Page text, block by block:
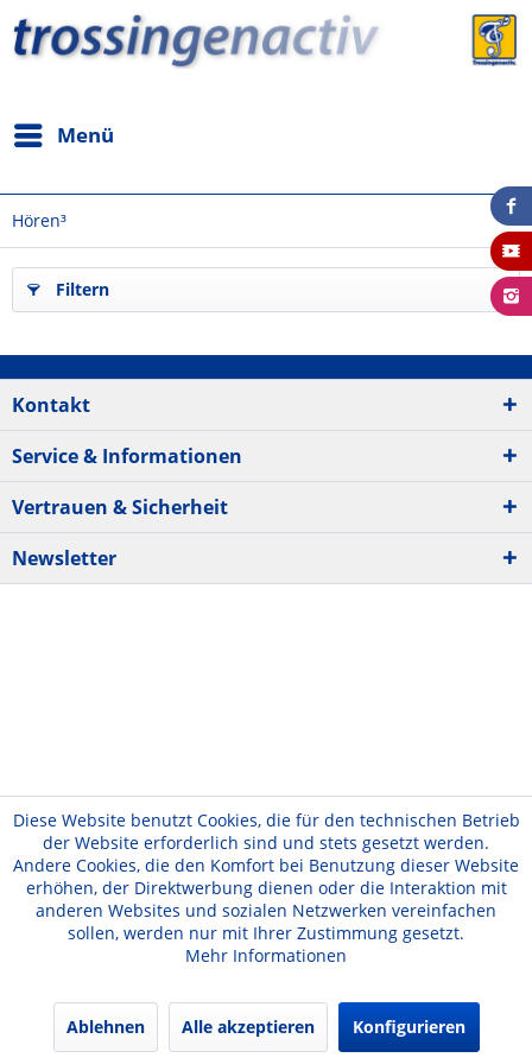
Menü
Hören³
Filtern
Kontakt
Service & Informationen
Vertrauen & Sicherheit
Newsletter
Diese Website benutzt Cookies, die für den technischen Betrieb
der Website erforderlich sind und stets gesetzt werden.
Andere Cookies, die den Komfort bei Benutzung dieser Website
erhöhen, der Direktwerbung dienen oder die Interaktion mit
anderen Websites und sozialen Netzwerken vereinfachen
sollen, werden nur mit Ihrer Zustimmung gesetzt.
Mehr Informationen
Ablehnen Alle akzeptieren Konfigurieren